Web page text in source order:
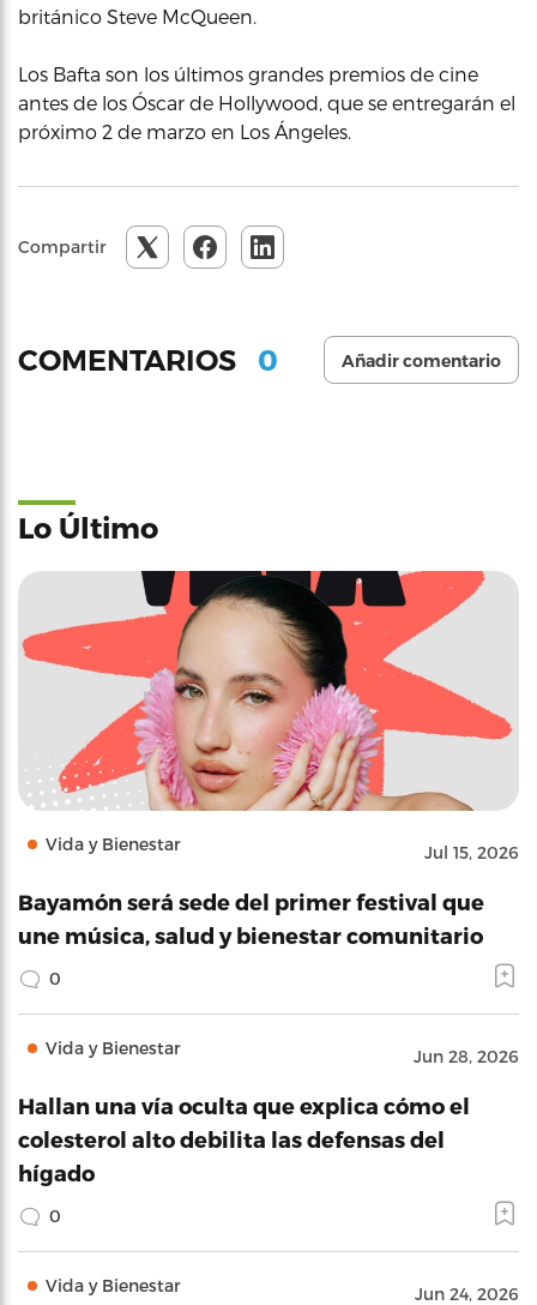
británico Steve McQueen.
Los Bafta son los últimos grandes premios de cine
antes de los Óscar de Hollywood, que se entregarán el
próximo 2 de marzo en Los Ángeles.
Compartir
COMENTARIOS 0 Añadir comentario
Lo Último
Vida y Bienestar Jul 15, 2026
Bayamón será sede del primer festival que
une música, salud y bienestar comunitario
0
Vida y Bienestar Jun 28, 2026
Hallan una vía oculta que explica cómo el
colesterol alto debilita las defensas del
hígado
0
Vida y Bienestar Jun 24, 2026